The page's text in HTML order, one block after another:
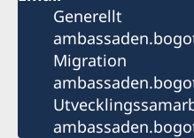
Generellt
Migration